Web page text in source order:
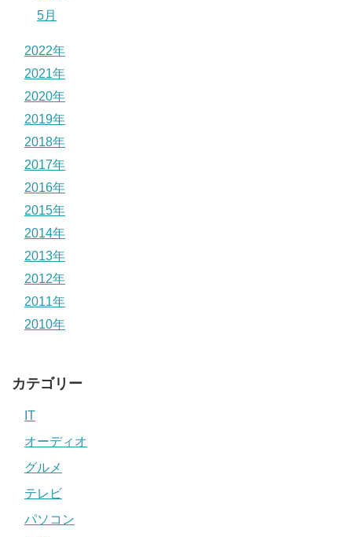
5月
2022年
2021年
2020年
2019年
2018年
2017年
2016年
2015年
2014年
2013年
2012年
2011年
2010年
カテゴリー
IT
オーディオ
グルメ
テレビ
パソコン